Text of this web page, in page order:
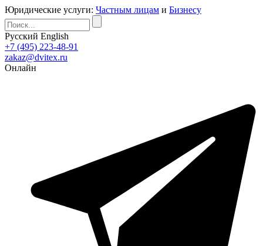
Юридические услуги: Частным лицам и Бизнесу
Русский English
+7 (495) 223-48-91
zakaz@dvitex.ru
Онлайн